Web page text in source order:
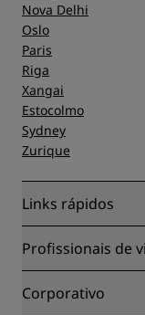
Nova Delhi
Oslo
Paris
Riga
Xangai
Estocolmo
Sydney
Zurique
Links rápidos
Radisson Rewards
Blog
Destinos
Profissionais de
Parceiros
Corporativo